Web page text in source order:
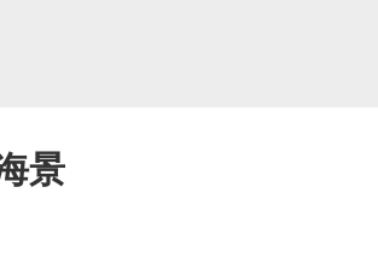
景